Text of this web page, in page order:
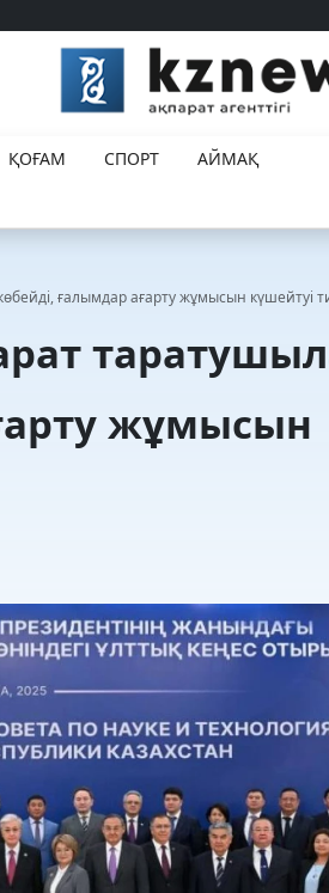
ҚОҒАМ СПОРТ
АЙМАҚ
ғалымдар ағарту жұмысын күшейтуі
жұмысын